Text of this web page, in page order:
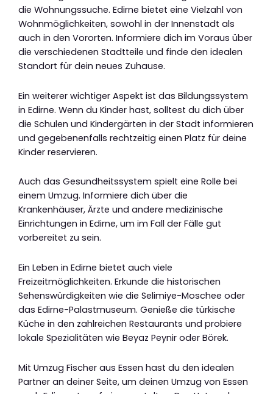
die Wohnungssuche. Edirne bietet eine Vielzahl von
Wohnmöglichkeiten, sowohl in der Innenstadt als
auch in den Vororten. Informiere dich im Voraus über
die verschiedenen Stadtteile und finde den idealen
Standort für dein neues Zuhause.
Ein weiterer wichtiger Aspekt ist das Bildungssystem
in Edirne. Wenn du Kinder hast, solltest du dich über
die Schulen und Kindergärten in der Stadt informieren
und gegebenenfalls rechtzeitig einen Platz für deine
Kinder reservieren.
Auch das Gesundheitssystem spielt eine Rolle bei
einem Umzug. Informiere dich über die
Krankenhäuser, Ärzte und andere medizinische
Einrichtungen in Edirne, um im Fall der Fälle gut
vorbereitet zu sein.
Ein Leben in Edirne bietet auch viele
Freizeitmöglichkeiten. Erkunde die historischen
Sehenswürdigkeiten wie die Selimiye-Moschee oder
das Edirne-Palastmuseum. Genieße die türkische
Küche in den zahlreichen Restaurants und probiere
lokale Spezialitäten wie Beyaz Peynir oder Börek.
Mit Umzug Fischer aus Essen hast du den idealen
Partner an deiner Seite, um deinen Umzug von Essen